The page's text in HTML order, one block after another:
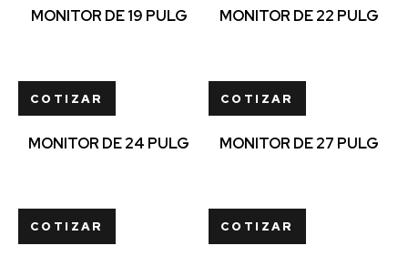
MONITOR DE 19 PULG MONITOR DE 22 PULG
COTIZAR
MONITOR DE 24 PULG
COTIZAR
MONITOR DE 27 PULG
COTIZAR COTIZAR